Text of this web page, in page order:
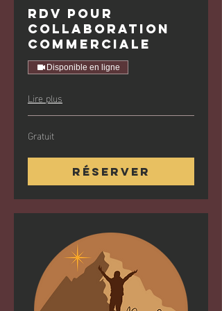
RDV pour
collaboration
commerciale
Disponible en ligne
Lire plus
Gratuit
Gratuit
Réserver